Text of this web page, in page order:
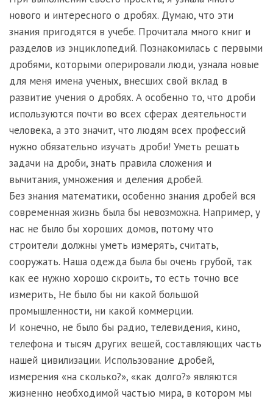
нового и интересного о дробях. Думаю, что эти
знания пригодятся в учебе. Прочиталa много книг и
разделов из энциклопедий. Познакомилaсь с первыми
дробями, которыми оперировали люди, узналa новые
для меня имена ученых, внесших свой вклад в
развитие учения о дробях. А особенно то, что дроби
используются почти во всех сферах деятельности
человека, а это значит, что людям всех профессий
нужно обязательно изучать дроби! Уметь решать
задачи на дроби, знать правила сложения и
вычитания, умножения и деления дробей.
Без знания математики, особенно знания дробей вся
современная жизнь была бы невозможна. Например, у
нас не было бы хороших домов, потому что
строители должны уметь измерять, считать,
сооружать. Наша одежда была бы очень грубой, так
как ее нужно хорошо скроить, то есть точно все
измерить, Не было бы ни какой большой
промышленности, ни какой коммерции.
И конечно, не было бы радио, телевидения, кино,
телефона и тысяч других вещей, составляющих часть
нашей цивилизации. Использование дробей,
измерения «на сколько?», «как долго?» являются
жизненно необходимой частью мира, в котором мы